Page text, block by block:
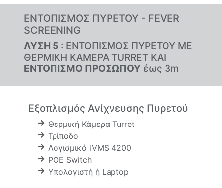
ΕΝΤΟΠΙΣΜΟΣ ΠΥΡΕΤΟΥ - FEVER
SCREENING
ΛΥΣΗ 5 : ΕΝΤΟΠΙΣΜΟΣ ΠΥΡΕΤΟΥ ΜΕ
ΘΕΡΜΙΚΗ ΚΑΜΕΡΑ TURRET ΚΑΙ
ΕΝΤΟΠΙΣΜΟ ΠΡΟΣΩΠΟΥ έως 3m
Εξοπλισμός Ανίχνευσης Πυρετού
Θερμική Κάμερα Turret
Τρίποδο
Λογισμικό iVMS 4200
POE Switch
Υπολογιστή ή Laptop